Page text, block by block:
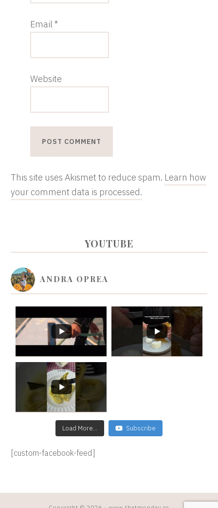
Email*
Website
This site uses Akismet to reduce spam. Learn how
your comment data is processed.
PRIMARY
SIDEBAR
YOUTUBE
ANDRA OPREA
Load More... Subscribe
[custom-facebook-feed]